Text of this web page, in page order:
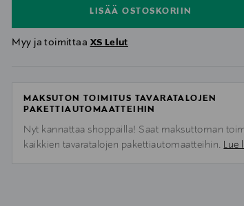
LISÄÄ OSTOSKORIIN
Myy ja toimittaa XS Lelut
MAKSUTON TOIMITUS TAVARATALOJEN
PAKETTIAUTOMAATTEIHIN
Nyt kannattaa shoppailla! Saat maksuttoman
kaikkien tavaratalojen pakettiautomaatteihin. Lue